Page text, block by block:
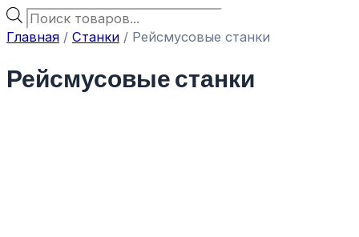
Главная / Станки / Рейсмусовые станки
Рейсмусовые станки